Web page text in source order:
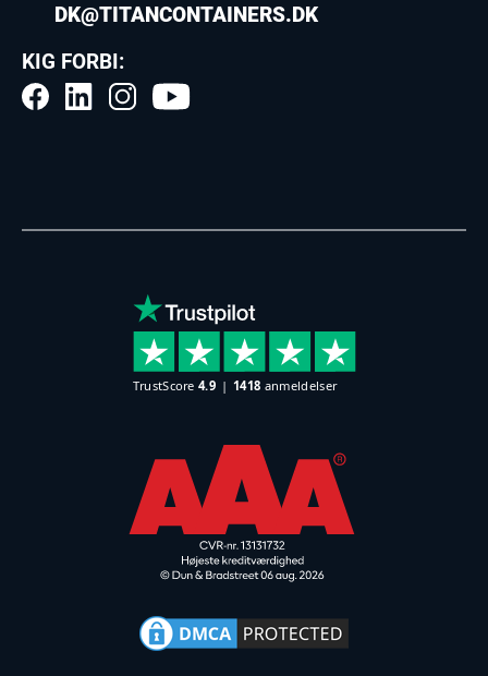
DK@TITANCONTAINERS.DK
KIG FORBI: